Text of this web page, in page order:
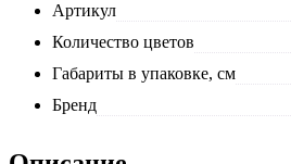
Артикул
Количество цветов
Габариты в упаковке, см
Бренд